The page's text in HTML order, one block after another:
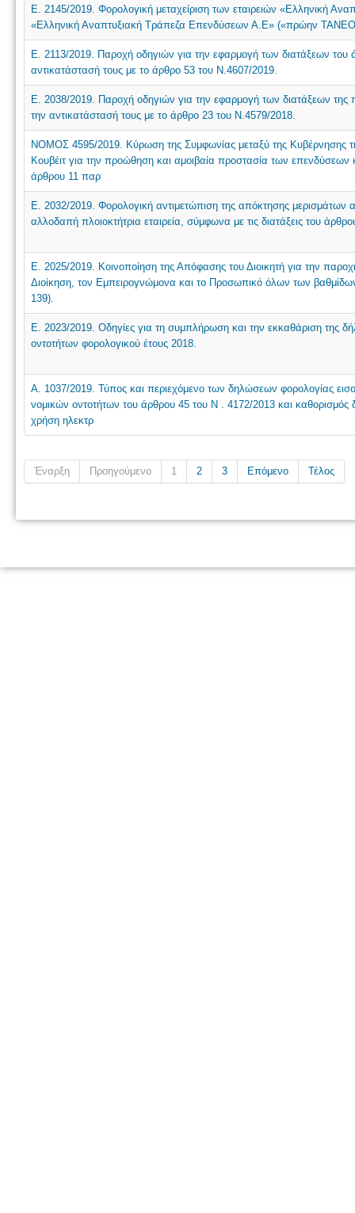
Ε. 2145/2019. Φορολογική μεταχείριση των εταιρειών «Ελληνική
«Ελληνική Αναπτυξιακή Τράπεζα Επενδύσεων Α.Ε» («πρώην
Ε. 2113/2019. Παροχή οδηγιών για την εφαρμογή των διατάξεων
αντικατάστασή τους με το άρθρο 53 του Ν.4607/2019.
Ε. 2038/2019. Παροχή οδηγιών για την εφαρμογή των διατάξεων
την αντικατάστασή τους με το άρθρο 23 του Ν.4579/2018.
NOMOΣ 4595/2019. Κύρωση της Συμφωνίας μεταξύ της Κυβέρνησης
Κουβέιτ για την προώθηση και αμοιβαία προστασία των
άρθρου 11 παρ
Ε. 2032/2019. Φορολογική αντιμετώπιση της απόκτησης
αλλοδαπή πλοιοκτήτρια εταιρεία, σύμφωνα με τις διατάξεις του
Ε. 2025/2019. Κοινοποίηση της Απόφασης του Διοικητή για την
Διοίκηση, τον Εμπειρογνώμονα και το Προσωπικό όλων των
139).
Ε. 2023/2019. Οδηγίες για τη συμπλήρωση και την εκκαθάριση της
οντοτήτων φορολογικού έτους 2018.
Α. 1037/2019. Τύπος και περιεχόμενο των δηλώσεων φορολογίας
νομικών οντοτήτων του άρθρου 45 του N . 4172/2013 και
χρήση ηλεκτρ
Έναρξη Προηγούμενο 1 2 3 Επόμενο Τέλος